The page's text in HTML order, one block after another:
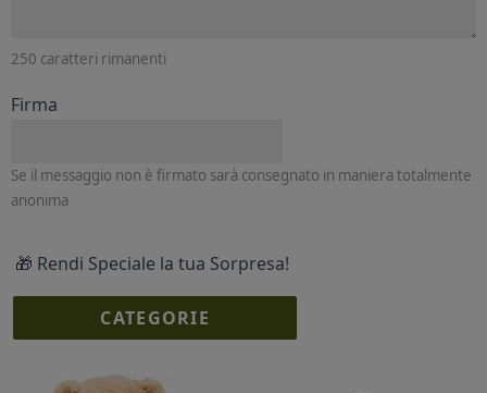
250 caratteri rimanenti
Firma
Se il messaggio non è firmato sarà consegnato in maniera totalmente
anonima
🎁 Rendi Speciale la tua Sorpresa!
CATEGORIE
I più scelti